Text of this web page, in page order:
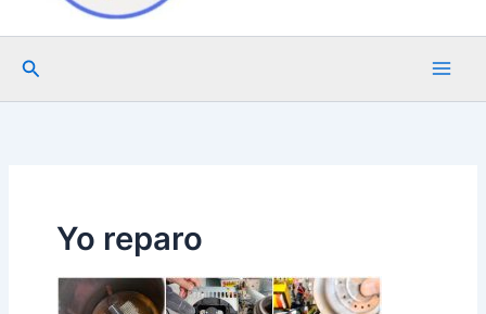
Buscar
Yo reparo